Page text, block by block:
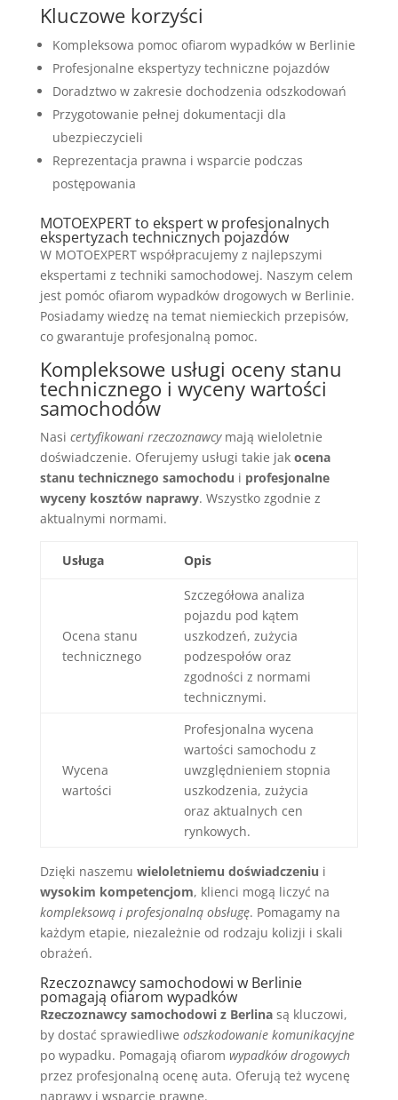
Kluczowe korzyści
Kompleksowa pomoc ofiarom wypadków w Berlinie
Profesjonalne ekspertyzy techniczne pojazdów
Doradztwo w zakresie dochodzenia odszkodowań
Przygotowanie pełnej dokumentacji dla
ubezpieczycieli
Reprezentacja prawna i wsparcie podczas
postępowania
MOTOEXPERT to ekspert w profesjonalnych
ekspertyzach technicznych pojazdów
W MOTOEXPERT współpracujemy z najlepszymi
ekspertami z techniki samochodowej. Naszym celem
jest pomóc ofiarom wypadków drogowych w Berlinie.
Posiadamy wiedzę na temat niemieckich przepisów,
co gwarantuje profesjonalną pomoc.
Kompleksowe usługi oceny stanu
technicznego i wyceny wartości
samochodów
Nasi certyfikowani rzeczoznawcymają wieloletnie
doświadczenie. Oferujemy usługi takie jak ocena
stanu technicznego samochodu i profesjonalne
wyceny kosztów naprawy. Wszystko zgodnie z
aktualnymi normami.
Usługa Opis
Ocena stanu
technicznego
Szczegółowa analiza
pojazdu pod kątem
uszkodzeń, zużycia
podzespołów oraz
zgodności z normami
technicznymi.
Wycena
wartości
Profesjonalna wycena
wartości samochodu z
uwzględnieniem stopnia
uszkodzenia, zużycia
oraz aktualnych cen
rynkowych.
Dzięki naszemu wieloletniemu doświadczeniu i
wysokim kompetencjom, klienci mogą liczyć na
kompleksową i profesjonalną obsługę. Pomagamy na
każdym etapie, niezależnie od rodzaju kolizji i skali
obrażeń.
Rzeczoznawcy samochodowi w Berlinie
pomagają ofiarom wypadków
Rzeczoznawcy samochodowi z Berlinasą kluczowi,
by dostać sprawiedliwe odszkodowanie komunikacyjne
po wypadku. Pomagają ofiarom wypadków drogowych
przez profesjonalną ocenę auta. Oferują też wycenę
naprawy i wsparcie prawne.